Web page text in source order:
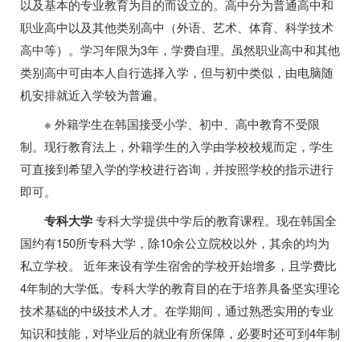
以及基本的专业教育为目的而设立的。高中分为普通高中和
职业高中以及其他类别高中（外语、艺术、体育、科学技术
高中等）。学习年限为3年，学费自理。虽然职业高中和其他
类别高中可由本人自行选择入学，但与初中类似，由电脑随
机安排就近入学较为普遍。
※ 外籍学生在韩国接受小学、初中、高中教育不受限
制。现行教育法上，外籍学生的入学由学校校规而定，学生
可直接到希望入学的学校进行咨询，并按照学校的指示进行
即可。
专科大学专科大学提供中学后的教育课程。现在韩国全
国约有150所专科大学，除10余公立院校以外，其余的均为
私立学校。 近年来设有学生宿舍的学校开始增多，且学费比
4年制的大学低。专科大学的教育目的在于培养具备坚实理论
技术基础的中级技术人才。在学期间，通过熟悉实用的专业
知识和技能，对毕业后的就业有所保障，必要时还可到4年制